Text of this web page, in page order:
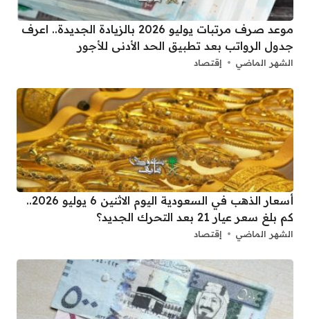
موعد صرف مرتبات يوليو 2026 بالزيادة الجديدة.. اعرف
جدول الرواتب بعد تطبيق الحد الأدنى للأجور
الشهر الماضي إقتصاد
أسعار الذهب في السعودية اليوم الاثنين 6 يوليو 2026..
كم بلغ سعر عيار 21 بعد التحرك الجديد؟
الشهر الماضي إقتصاد